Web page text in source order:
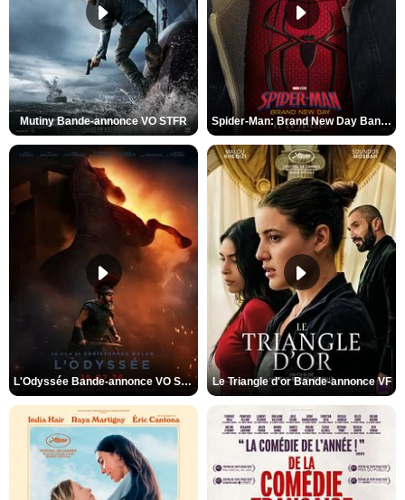
Mutiny Bande-annonce VO STFR Spider-Man: Brand New Day Bande-annonce VO STFR
L'Odyssée Bande-annonce VO STFR Le Triangle d'or Bande-annonce VF